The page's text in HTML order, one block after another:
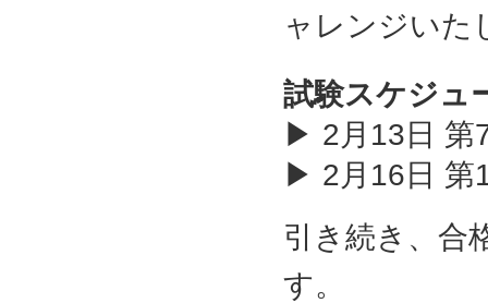
ャレンジいた
試験スケジュ
▶ 2月13日 第
▶ 2月16日 第
引き続き、合
す。